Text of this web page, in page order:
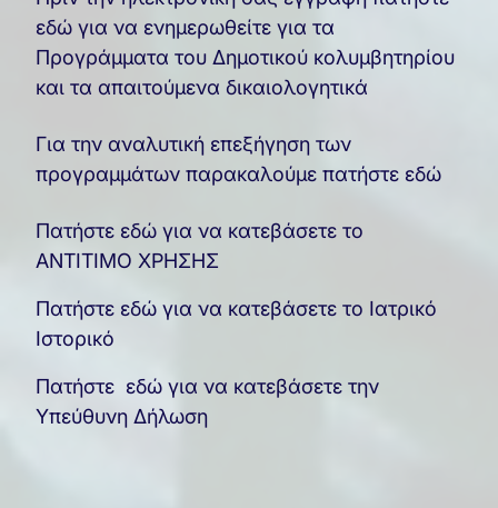
εδώ για να ενημερωθείτε για τα
Προγράμματα του Δημοτικού κολυμβητηρίου
και τα απαιτούμενα δικαιολογητικά
Για την αναλυτική επεξήγηση των
προγραμμάτων παρακαλούμε πατήστε εδώ
Πατήστε εδώ για να κατεβάσετε το
ΑΝΤΙΤΙΜΟ ΧΡΗΣΗΣ
Πατήστε εδώ για να κατεβάσετε το Ιατρικό
Ιστορικό
Πατήστε εδώ για να κατεβάσετε την
Υπεύθυνη Δήλωση